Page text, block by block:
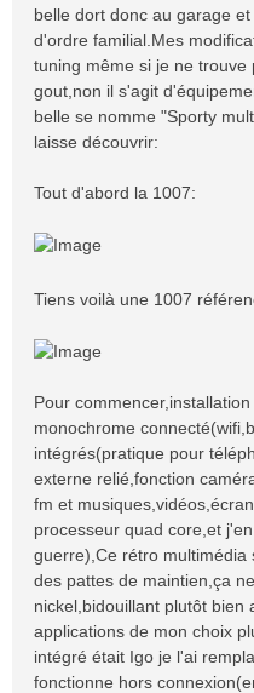
belle dort donc au garage
d'ordre familial.Mes
tuning même si je ne trouve
gout,non il s'agit
belle se nomme "Sporty
laisse découvrir:
Tout d'abord la 1007:
Tiens voilà une 1007
Pour
monochrome
intégrés(pratique pour
externe relié,fonction
fm et
processeur quad core,et
guerre),Ce rétro multimédia
des pattes de maintien,ça
nickel,bidouillant plutôt bien
applications de mon choix
intégré était Igo je l'ai
fonctionne hors